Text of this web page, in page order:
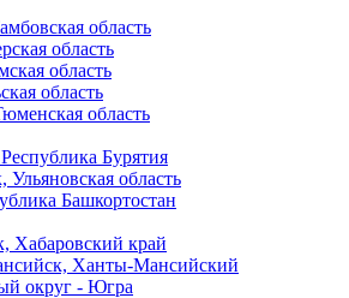
область
область
область
область
область
Бурятия
Ульяновская область
Башкортостан
Хабаровский край
Ханты-Мансийский
округ - Югра